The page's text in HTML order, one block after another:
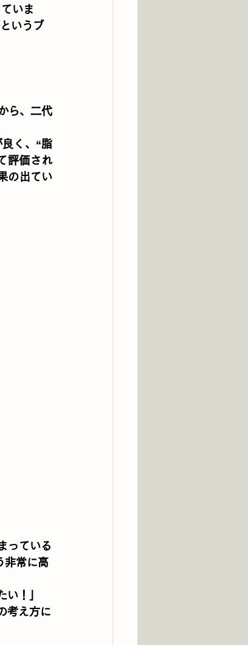
いま
いうブ
ら、二代
く、“脂
評価され
の出てい
っている
非常に高
！」
考え方に